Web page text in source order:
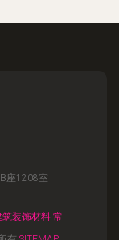
座1208室
筑装饰材料 常